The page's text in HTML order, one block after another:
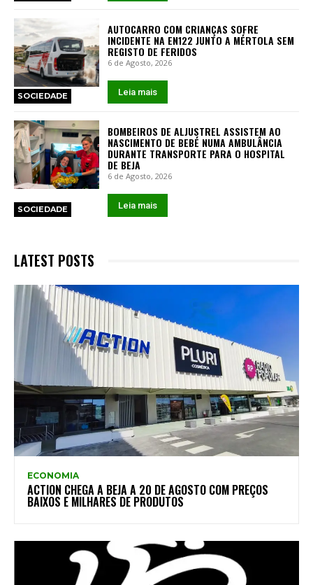
SOCIEDADE
AUTOCARRO COM CRIANÇAS SOFRE
INCIDENTE NA EN122 JUNTO A MÉRTOLA SEM
REGISTO DE FERIDOS
6 de Agosto, 2026
Leia mais
SOCIEDADE
BOMBEIROS DE ALJUSTREL ASSISTEM AO
NASCIMENTO DE BEBÉ NUMA AMBULÂNCIA
DURANTE TRANSPORTE PARA O HOSPITAL
DE BEJA
6 de Agosto, 2026
Leia mais
LATEST POSTS
ECONOMIA
ACTION CHEGA A BEJA A 20 DE AGOSTO COM PREÇOS
BAIXOS E MILHARES DE PRODUTOS